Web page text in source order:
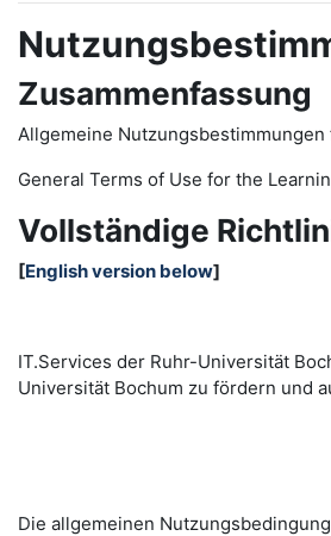
Zusammenfassung
Allgemeine
General Terms of Use for the L
Vollständige
[English version below]
IT.Services der Ruhr-Universität
Universität Bochum zu fördern und
Die allgemeinen